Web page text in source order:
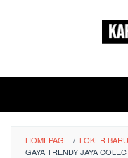
HOMEPAGE / LOKER BARU
GAYA TRENDY JAYA